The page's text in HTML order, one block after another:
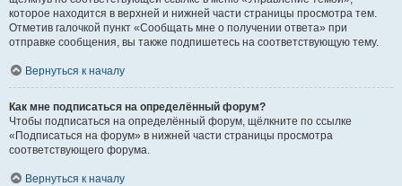
которое находится в верхней и нижней части страницы просмотра тем.
Отметив галочкой пункт «Сообщать мне о получении ответа» при
отправке сообщения, вы также подпишетесь на соответствующую тему.
Вернуться к началу
Как мне подписаться на определённый форум?
Чтобы подписаться на определённый форум, щёлкните по ссылке
«Подписаться на форум» в нижней части страницы просмотра
соответствующего форума.
Вернуться к началу